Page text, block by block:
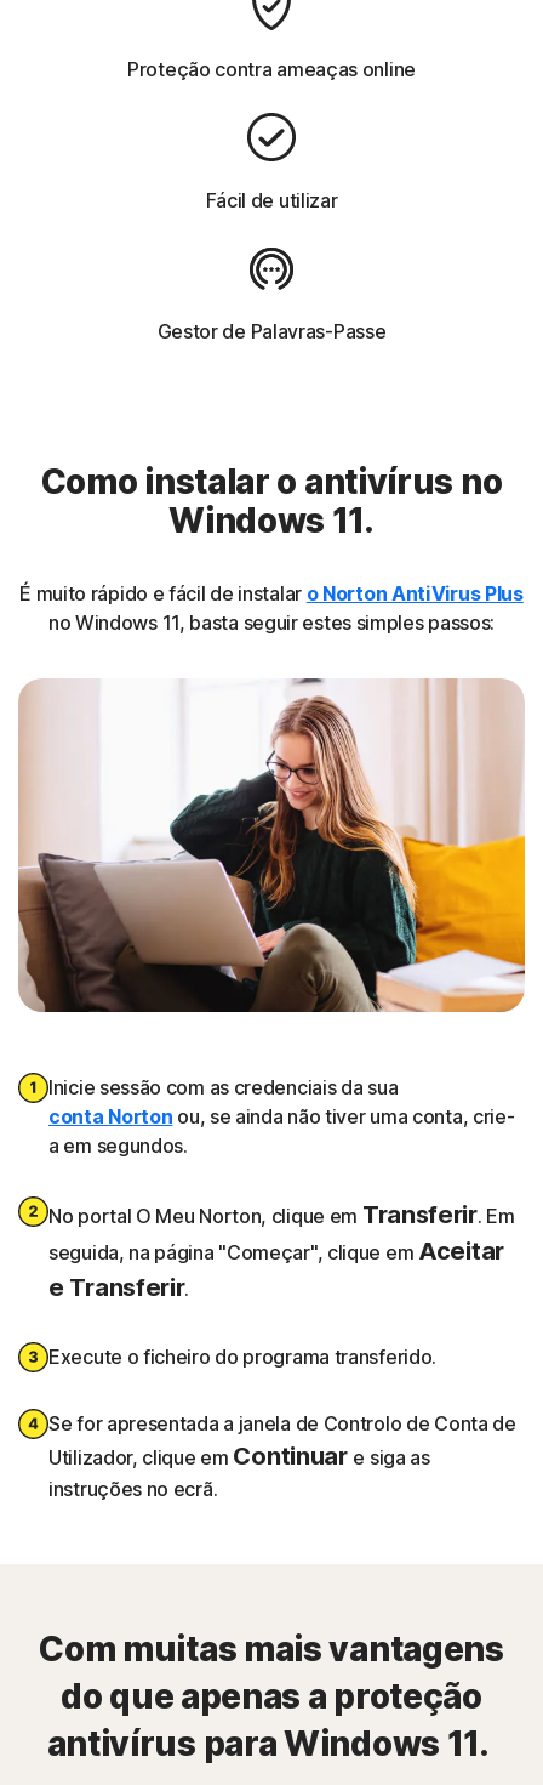
Proteção contra ameaças online
Fácil de utilizar
Gestor de Palavras-Passe
Como instalar o antivírus no
Windows 11.
É muito rápido e fácil de instalar o Norton AntiVirus Plus
no Windows 11, basta seguir estes simples passos:
Inicie sessão com as credenciais da sua
conta Norton ou, se ainda não tiver uma conta, crie-
a em segundos.
No portal O Meu Norton, clique em Transferir. Em
seguida, na página "Começar", clique em Aceitar
e Transferir.
Execute o ficheiro do programa transferido.
Se for apresentada a janela de Controlo de Conta de
Utilizador, clique em Continuar e siga as
instruções no ecrã.
Com muitas mais vantagens
do que apenas a proteção
antivírus para Windows 11.